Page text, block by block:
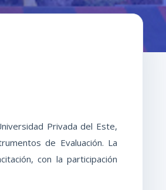
Privada del Este,
de Evaluación. La
con la participación